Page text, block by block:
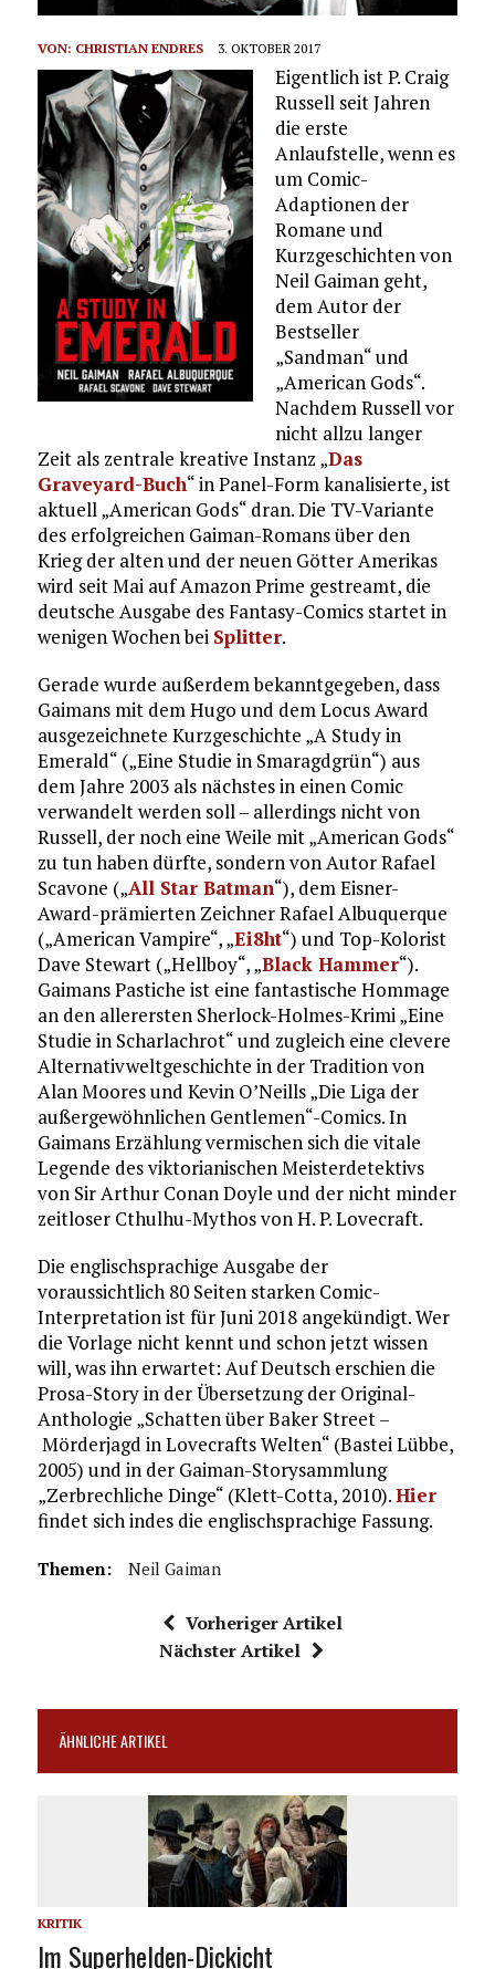
VON: CHRISTIAN ENDRES 3. OKTOBER 2017
Eigentlich ist P. Craig
Russell seit Jahren
die erste
Anlaufstelle, wenn es
um Comic-
Adaptionen der
Romane und
Kurzgeschichten von
Neil Gaiman geht,
dem Autor der
Bestseller
„Sandman“ und
„American Gods“.
Nachdem Russell vor
nicht allzu langer
Zeit als zentrale kreative Instanz „Das
Graveyard-Buch“ in Panel-Form kanalisierte, ist
aktuell „American Gods“ dran. Die TV-Variante
des erfolgreichen Gaiman-Romans über den
Krieg der alten und der neuen Götter Amerikas
wird seit Mai auf Amazon Prime gestreamt, die
deutsche Ausgabe des Fantasy-Comics startet in
wenigen Wochen bei Splitter.
Gerade wurde außerdem bekanntgegeben, dass
Gaimans mit dem Hugo und dem Locus Award
ausgezeichnete Kurzgeschichte „A Study in
Emerald“ („Eine Studie in Smaragdgrün“) aus
dem Jahre 2003 als nächstes in einen Comic
verwandelt werden soll – allerdings nicht von
Russell, der noch eine Weile mit „American Gods“
zu tun haben dürfte, sondern von Autor Rafael
Scavone („All Star Batman“), dem Eisner-
Award-prämierten Zeichner Rafael Albuquerque
(„American Vampire“, „Ei8ht“) und Top-Kolorist
Dave Stewart („Hellboy“, „Black Hammer“).
Gaimans Pastiche ist eine fantastische Hommage
an den allerersten Sherlock-Holmes-Krimi „Eine
Studie in Scharlachrot“ und zugleich eine clevere
Alternativweltgeschichte in der Tradition von
Alan Moores und Kevin O’Neills „Die Liga der
außergewöhnlichen Gentlemen“-Comics. In
Gaimans Erzählung vermischen sich die vitale
Legende des viktorianischen Meisterdetektivs
von Sir Arthur Conan Doyle und der nicht minder
zeitloser Cthulhu-Mythos von H. P. Lovecraft.
Die englischsprachige Ausgabe der
voraussichtlich 80 Seiten starken Comic-
Interpretation ist für Juni 2018 angekündigt. Wer
die Vorlage nicht kennt und schon jetzt wissen
will, was ihn erwartet: Auf Deutsch erschien die
Prosa-Story in der Übersetzung der Original-
Anthologie „Schatten über Baker Street –
Mörderjagd in Lovecrafts Welten“ (Bastei Lübbe,
2005) und in der Gaiman-Storysammlung
„Zerbrechliche Dinge“ (Klett-Cotta, 2010).Hier
findet sich indes die englischsprachige Fassung.
Themen: Neil Gaiman
Vorheriger Artikel
Nächster Artikel
ÄHNLICHE ARTIKEL
KRITIK
Im Superhelden-Dickicht